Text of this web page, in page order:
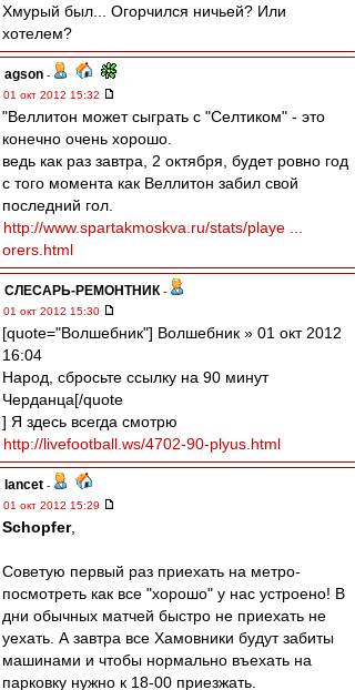
Хмурый был... Огорчился ничьей? Или
хотелем?
agson -
01 окт 2012 15:32
"Веллитон может сыграть с "Селтиком" - это
конечно очень хорошо.
ведь как раз завтра, 2 октября, будет ровно год
с того момента как Веллитон забил свой
последний гол.
http://www.spartakmoskva.ru/stats/playe ...
orers.html
СЛЕСАРЬ-РЕМОНТНИК -
01 окт 2012 15:30
[quote="Волшебник"] Волшебник » 01 окт 2012
16:04
Народ, сбросьте ссылку на 90 минут
Черданца[/quote
] Я здесь всегда смотрю
http://livefootball.ws/4702-90-plyus.html
lancet -
01 окт 2012 15:29
Schopfer,
Советую первый раз приехать на метро-
посмотреть как все "хорошо" у нас устроено! В
дни обычных матчей быстро не приехать не
уехать. А завтра все Хамовники будут забиты
машинами и чтобы нормально въехать на
парковку нужно к 18-00 приезжать.